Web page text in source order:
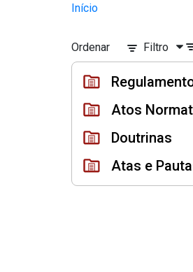
Pular para o Conteúdo principal
Instrumentos
Início
Ordenar Filtro
Atos
Doutrinas
Atas e